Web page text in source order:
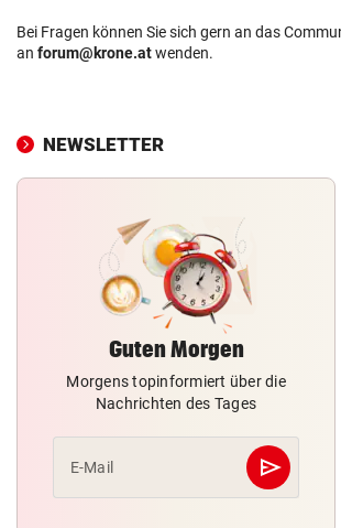
Bei Fragen können Sie sich gern an das
an forum@krone.atwenden.
NEWSLETTER
Guten Morgen
Morgens topinformiert über die
Nachrichten des Tages
E-Mail send
Abschicken